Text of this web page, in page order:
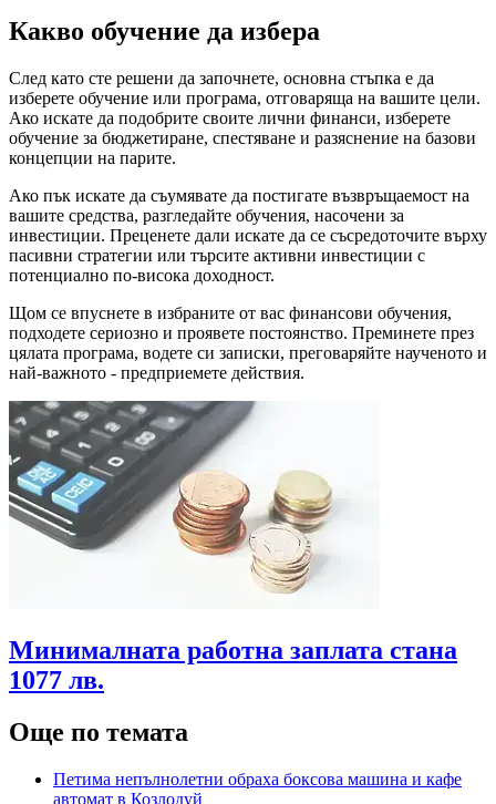
Какво обучение да избера
След като сте решени да започнете, основна стъпка е да
изберете обучение или програма, отговаряща на вашите цели.
Ако искате да подобрите своите лични финанси, изберете
обучение за бюджетиране, спестяване и разяснение на базови
концепции на парите.
Ако пък искате да съумявате да постигате възвръщаемост на
вашите средства, разгледайте обучения, насочени за
инвестиции. Преценете дали искате да се съсредоточите върху
пасивни стратегии или търсите активни инвестиции с
потенциално по-висока доходност.
Щом се впуснете в избраните от вас финансови обучения,
подходете сериозно и проявете постоянство. Преминете през
цялата програма, водете си записки, преговаряйте наученото и
най-важното - предприемете действия.
Минималната работна заплата стана
1077 лв.
Още по темата
Петима непълнолетни обраха боксова машина и кафе
автомат в Козлодуй